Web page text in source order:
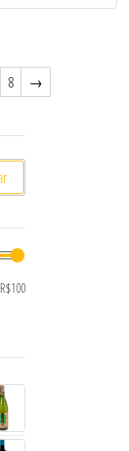
8 →
Preço mínimo
Preço máximo
R$100